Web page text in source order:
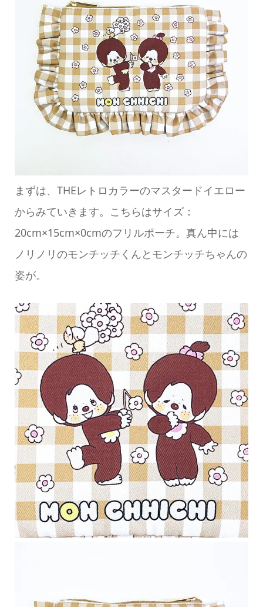
まずは、THEレトロカラーのマスタードイエロー
からみていきます。こちらはサイズ：
20cm×15cm×0cmのフリルポーチ。真ん中には
ノリノリのモンチッチくんとモンチッチちゃんの
姿が。